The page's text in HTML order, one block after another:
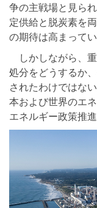
争の主戦場と見ら
定供給と脱炭素を
の期待は高まってい
しかしながら、
処分をどうするか
されたわけではな
本および世界のエ
エネルギー政策推